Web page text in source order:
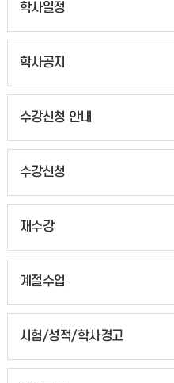
학사일정
학사공지
수강신청 안내
수강신청
재수강
계절수업
시험/성적/학사경고